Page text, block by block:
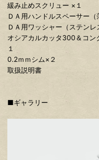
緩み止めスクリュー ×１
ＤＡ用ハンドルスペーサー（
ＤＡ用ワッシャー（ステン
オシアカルカッタ300＆コ
１
0.2ｍｍシム×２
取扱説明書
■ギャラリー